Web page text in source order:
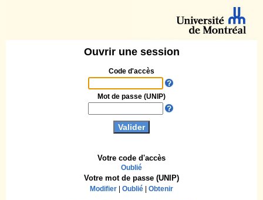
Ouvrir une session
Code d'accès
Votre code d'accès
Oublié
Mot de passe (UNIP)
Votre mot de passe (UNIP)
Modifier Oublié Obtenir